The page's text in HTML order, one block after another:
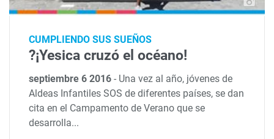
CUMPLIENDO SUS SUEÑOS
?¡Yesica cruzó el océano!
septiembre 6 2016- Una vez al año, jóvenes de
Aldeas Infantiles SOS de diferentes países, se dan
cita en el Campamento de Verano que se
desarrolla...